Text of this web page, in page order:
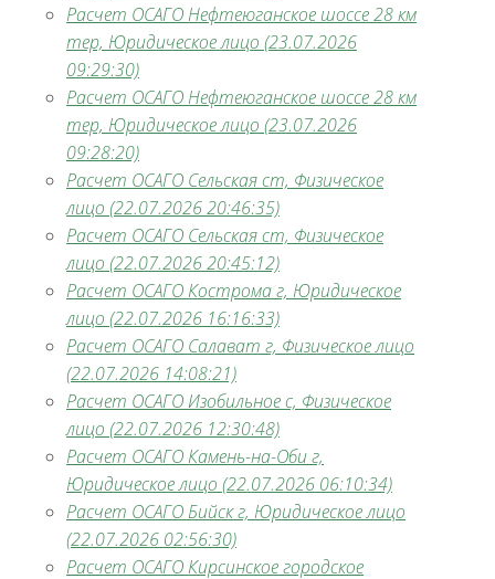
Расчет ОСАГО Нефтеюганское шоссе 28 км
тер, Юридическое лицо (23.07.2026
09:29:30)
Расчет ОСАГО Нефтеюганское шоссе 28 км
тер, Юридическое лицо (23.07.2026
09:28:20)
Расчет ОСАГО Сельская ст, Физическое
лицо (22.07.2026 20:46:35)
Расчет ОСАГО Сельская ст, Физическое
лицо (22.07.2026 20:45:12)
Расчет ОСАГО Кострома г, Юридическое
лицо (22.07.2026 16:16:33)
Расчет ОСАГО Салават г, Физическое лицо
(22.07.2026 14:08:21)
Расчет ОСАГО Изобильное с, Физическое
лицо (22.07.2026 12:30:48)
Расчет ОСАГО Камень-на-Оби г,
Юридическое лицо (22.07.2026 06:10:34)
Расчет ОСАГО Бийск г, Юридическое лицо
(22.07.2026 02:56:30)
Расчет ОСАГО Кирсинское городское